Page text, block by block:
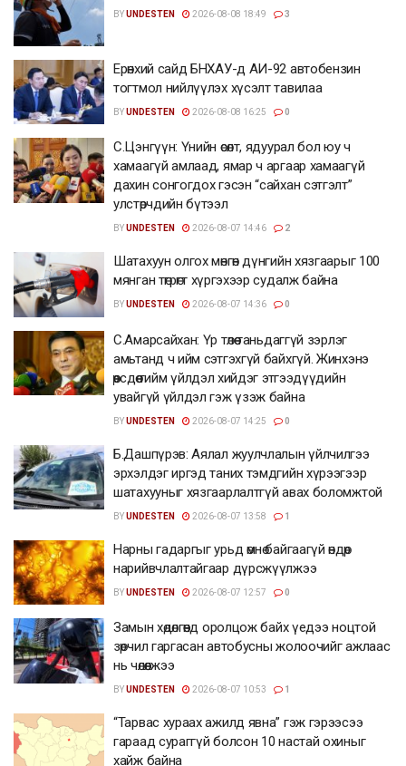
BYUNDESTEN 2026-08-08 18:49 3
Ерөнхий сайд БНХАУ-д АИ-92 автобензин
тогтмол нийлүүлэх хүсэлт тавилаа
BYUNDESTEN 2026-08-08 16:25 0
С.Цэнгүүн: Үнийн өсөлт, ядуурал бол юу ч
хамаагүй амлаад, ямар ч аргаар хамаагүй
дахин сонгогдох гэсэн “сайхан сэтгэлт”
улстөрчдийн бүтээл
BYUNDESTEN 2026-08-07 14:46 2
Шатахуун олгох мөнгөн дүнгийн хязгаарыг 100
мянган төгрөгт хүргэхээр судалж байна
BYUNDESTEN 2026-08-07 14:36 0
С.Амарсайхан: Үр төлөө таньдаггүй зэрлэг
амьтанд ч ийм сэтгэхгүй байхгүй. Жинхэнэ
өөрсдөө тийм үйлдэл хийдэг этгээдүүдийн
увайгүй үйлдэл гэж үзэж байна
BYUNDESTEN 2026-08-07 14:25 0
Б.Дашпүрэв: Аялал жуулчлалын үйлчилгээ
эрхэлдэг иргэд таних тэмдгийн хүрээгээр
шатахууныг хязгаарлалтгүй авах боломжтой
BYUNDESTEN 2026-08-07 13:58 1
Нарны гадаргыг урьд өмнө байгаагүй өндөр
нарийвчлалтайгаар дүрсжүүлжээ
BYUNDESTEN 2026-08-07 12:57 0
Замын хөдөлгөөнд оролцож байх үедээ ноцтой
зөрчил гаргасан автобусны жолоочийг ажлаас
нь чөлөөлжээ
BYUNDESTEN 2026-08-07 10:53 1
“Тарвас хураах ажилд явна” гэж гэрээсээ
гараад сураггүй болсон 10 настай охиныг
хайж байна